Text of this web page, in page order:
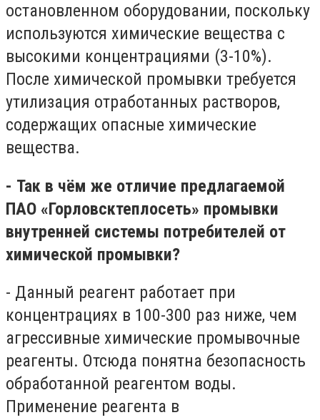
остановленном оборудовании, поскольку
используются химические вещества с
высокими концентрациями (3-10%).
После химической промывки требуется
утилизация отработанных растворов,
содержащих опасные химические
вещества.
- Так в чём же отличие предлагаемой
ПАО «Горловсктеплосеть» промывки
внутренней системы потребителей от
химической промывки?
- Данный реагент работает при
концентрациях в 100-300 раз ниже, чем
агрессивные химические промывочные
реагенты. Отсюда понятна безопасность
обработанной реагентом воды.
Применение реагента в